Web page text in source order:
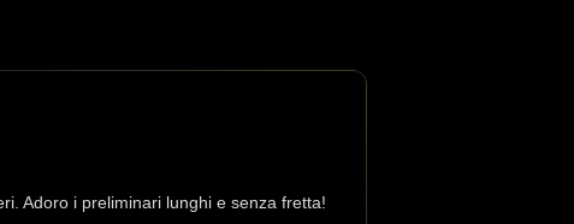
Adoro i preliminari lunghi e senza fretta!